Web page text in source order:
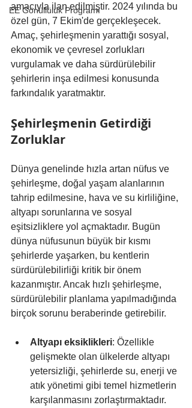
EE Gönüllülük Programı
amacıyla ilan edilmiştir. 2024 yılında bu
özel gün, 7 Ekim'de gerçekleşecek.
Amaç, şehirleşmenin yarattığı sosyal,
ekonomik ve çevresel zorlukları
vurgulamak ve daha sürdürülebilir
şehirlerin inşa edilmesi konusunda
farkındalık yaratmaktır.
Şehirleşmenin Getirdiği
Zorluklar
Dünya genelinde hızla artan nüfus ve
şehirleşme, doğal yaşam alanlarının
tahrip edilmesine, hava ve su kirliliğine,
altyapı sorunlarına ve sosyal
eşitsizliklere yol açmaktadır. Bugün
dünya nüfusunun büyük bir kısmı
şehirlerde yaşarken, bu kentlerin
sürdürülebilirliği kritik bir önem
kazanmıştır. Ancak hızlı şehirleşme,
sürdürülebilir planlama yapılmadığında
birçok sorunu beraberinde getirebilir.
Altyapı eksiklikleri: Özellikle
gelişmekte olan ülkelerde altyapı
yetersizliği, şehirlerde su, enerji ve
atık yönetimi gibi temel hizmetlerin
karşılanmasını zorlaştırmaktadır.